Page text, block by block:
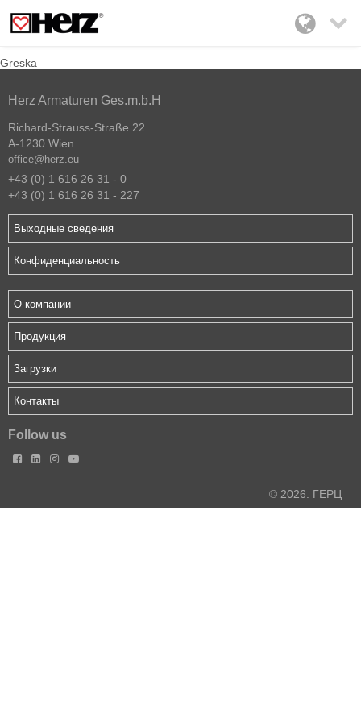

Greska
Herz Armaturen Ges.m.b.H
Richard-Strauss-Straße 22
A-1230 Wien
office@herz.eu
+43 (0) 1 616 26 31 - 0
+43 (0) 1 616 26 31 - 227
Выходные сведения
Конфиденциальность
О компании
Продукция
Загрузки
Контакты
Follow us
   
© 2026. ГЕРЦ